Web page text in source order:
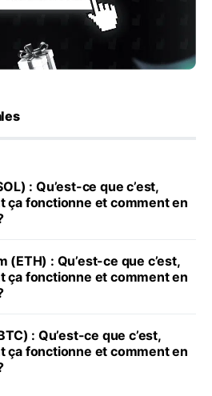
: Qu’est-ce que c’est,
ça fonctionne et comment en
(ETH) : Qu’est-ce que c’est,
ça fonctionne et comment en
: Qu’est-ce que c’est,
ça fonctionne et comment en